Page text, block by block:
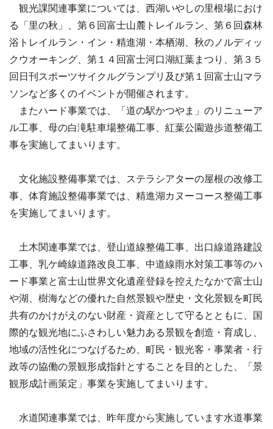
観光課関連事業については、西湖いやしの里根場におけ
る「里の秋」、第６回富士山麓トレイルラン、第６回森林
浴トレイルラン・イン・精進湖・本栖湖、秋のノルディッ
クウオーキング、第１４回富士河口湖紅葉まつり、第３５
回日刊スポーツサイクルグランプリ及び第１回富士山マラ
ソンなど多くのイベントが開催されます。
またハード事業では、「道の駅かつやま」のリニューア
ル工事、母の白滝駐車場整備工事、紅葉公園遊歩道整備工
事を実施してまいります。
文化施設整備事業では、ステラシアターの屋根の改修工
事、体育施設整備事業では、精進湖カヌーコース整備工事
を実施してまいります。
土木関連事業では、登山道線整備工事、出口線道路建設
工事、乳ケ崎線道路改良工事、中道線雨水対策工事等のハ
ード事業と富士山世界文化遺産登録を控えたなかで富士山
や湖、樹海などの優れた自然景観や歴史・文化景観を町民
共有のかけがえのない財産・資産として守るとともに、国
際的な観光地にふさわしい魅力ある景観を創造・育成し、
地域の活性化につなげるため、町民・観光客・事業者・行
政等の協働の景観形成指針とすることを目的とした、「景
観形成計画策定」事業を実施してまいります。
水道関連事業では、昨年度から実施しています水道事業